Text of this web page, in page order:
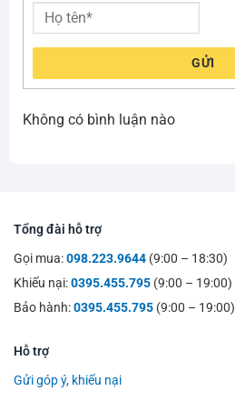
GỬI
Không có bình luận nào
Tổng đài hỗ trợ
Gọi mua:098.223.9644 (9:00 – 18:30)
Khiếu nại:0395.455.795 (9:00 – 19:00)
Bảo hành:0395.455.795 (9:00 – 19:00)
Hỗ trợ
Gửi góp ý, khiếu nại